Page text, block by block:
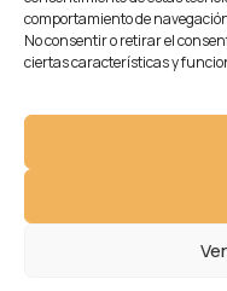
comportamiento de
No consentir o retirar el
ciertas características y
Edición IV
Actualidad
Contacto
Política